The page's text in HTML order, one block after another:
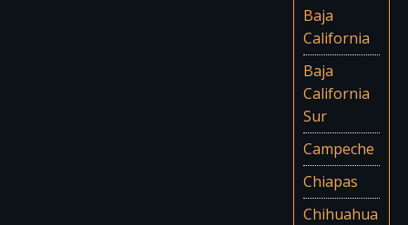
Baja
California
Baja
California
Sur
Campeche
Chiapas
Chihuahua